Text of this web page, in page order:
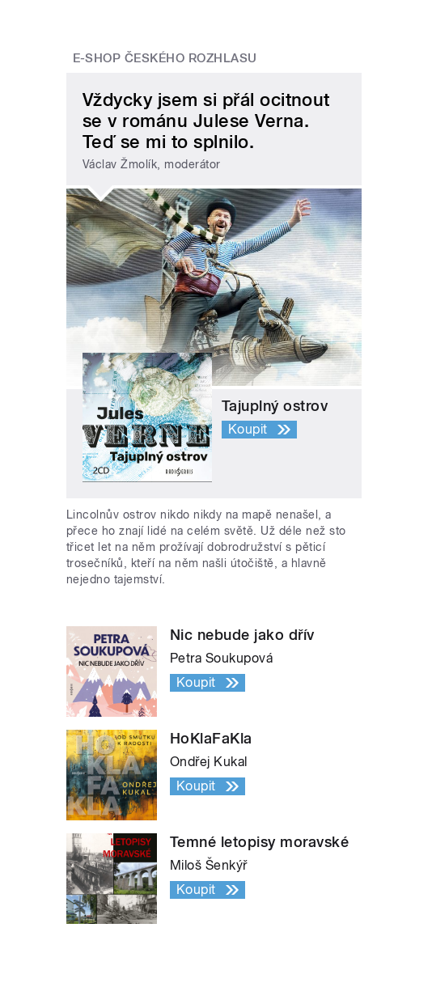
E-SHOP ČESKÉHO ROZHLASU
Vždycky jsem si přál ocitnout
se v románu Julese Verna.
Teď se mi to splnilo.
Václav Žmolík, moderátor
Tajuplný ostrov
Koupit
Lincolnův ostrov nikdo nikdy na mapě nenašel, a
přece ho znají lidé na celém světě. Už déle než sto
třicet let na něm prožívají dobrodružství s pěticí
trosečníků, kteří na něm našli útočiště, a hlavně
nejedno tajemství.
Nic nebude jako dřív
Petra Soukupová
Koupit
HoKlaFaKla
Ondřej Kukal
Koupit
Temné letopisy moravské
Miloš Šenkýř
Koupit